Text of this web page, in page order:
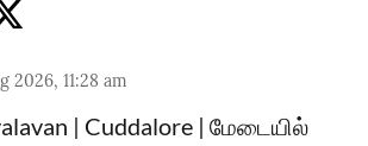
2026, 11:28 am
| Cuddalore | மேடையில்